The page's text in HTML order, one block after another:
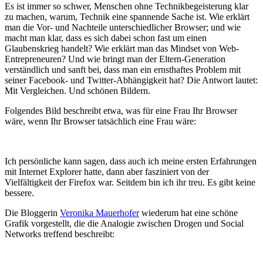
Es ist immer so schwer, Menschen ohne Technikbegeisterung klar
zu machen, warum, Technik eine spannende Sache ist. Wie erklärt
man die Vor- und Nachteile unterschiedlicher Browser; und wie
macht man klar, dass es sich dabei schon fast um einen
Glaubenskrieg handelt? Wie erklärt man das Mindset von Web-
Entrepreneuren? Und wie bringt man der Eltern-Generation
verständlich und sanft bei, dass man ein ernsthaftes Problem mit
seiner Facebook- und Twitter-Abhängigkeit hat? Die Antwort lautet:
Mit Vergleichen. Und schönen Bildern.
Folgendes Bild beschreibt etwa, was für eine Frau Ihr Browser
wäre, wenn Ihr Browser tatsächlich eine Frau wäre:
Ich persönliche kann sagen, dass auch ich meine ersten Erfahrungen
mit Internet Explorer hatte, dann aber fasziniert von der
Vielfältigkeit der Firefox war. Seitdem bin ich ihr treu. Es gibt keine
bessere.
Die Bloggerin Veronika Mauerhoferwiederum hat eine schöne
Grafik vorgestellt, die die Analogie zwischen Drogen und Social
Networks treffend beschreibt: